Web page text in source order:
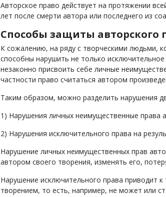
Авторское право действует на протяжении
лет после смерти автора или последнего из
Способы защиты авторского
К сожалению, на ряду с творческими людьми,
способны нарушить не только
незаконно присвоить себе личные
частности право считаться автором
Таким образом, можно разделить нарушения
1) Нарушения личных неимущественные права
2) Нарушения исключительного права на
Нарушение личных неимущественных прав
автором своего творения, изменять его,
Нарушение исключительного права приводит
творением, то есть, например, не может или